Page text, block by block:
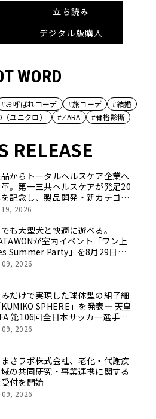
立ち読み
デジタル版購入
WORD
#お呼ばれコーデ #旅コーデ
#結婚
ユニクロ） #ZARA #骨格診断
RELEASE
からトータルヘルスケア企業へ
。第一三共ヘルスケアが発足20
記念し、製品開発・新カテゴリ
舞台や旧社統合時のエピソード
開！
2026
も大型犬と快適に遊べる。
が室内イベント「ワン上
Summer Party」を8月29日開
2026
だけで実現した球体型の組子細
SPHERE」を発表― 天皇
第106回全日本サッカー選手権
公式ビジュアルにも採用 ―
2026
さラボ株式会社、老化・代謝疾
の共同研究・事業連携に関する
付を開始
2026